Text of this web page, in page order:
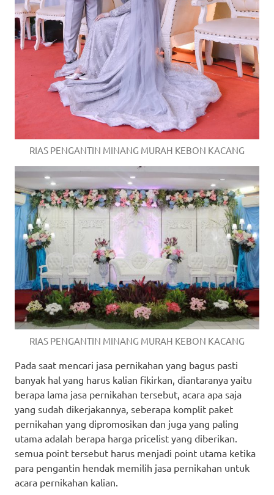
RIAS PENGANTIN MINANG MURAH KEBON KACANG
RIAS PENGANTIN MINANG MURAH KEBON KACANG
Pada saat mencari jasa pernikahan yang bagus pasti
banyak hal yang harus kalian fikirkan, diantaranya yaitu
berapa lama jasa pernikahan tersebut, acara apa saja
yang sudah dikerjakannya, seberapa komplit paket
pernikahan yang dipromosikan dan juga yang paling
utama adalah berapa harga pricelist yang diberikan.
semua point tersebut harus menjadi point utama ketika
para pengantin hendak memilih jasa pernikahan untuk
acara pernikahan kalian.